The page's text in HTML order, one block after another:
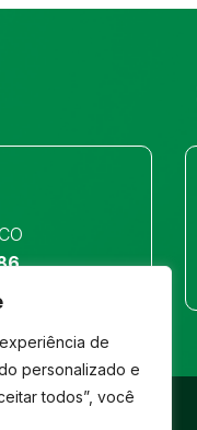
de
personalizado e
todos”, você